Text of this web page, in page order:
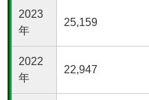
2023
年
25,159
2022
年
22,947